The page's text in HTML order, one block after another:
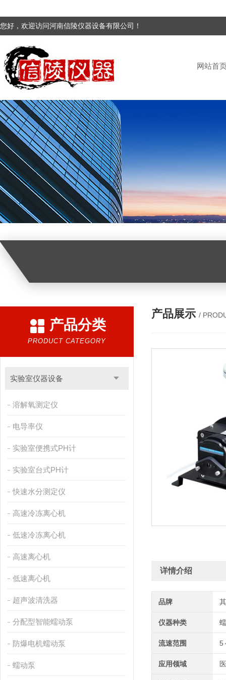
您好，欢迎访问河南信陵仪器设备有限公司！
网站首
产品分类
PRODUCT CATEGORY
实验室仪器设备
溶解氧测定仪
电导率仪
实验室便携式PH计
实验室台式PH计
快速水分测定仪
高速冷冻离心机
低速冷冻离心机
高速离心机
低速离心机
超声波清洗器
分配型智能蠕动泵
防爆电机蠕动泵
蠕动泵
产品展示 /
详情介绍
品牌
仪器种类
流速范围 5
应用领域